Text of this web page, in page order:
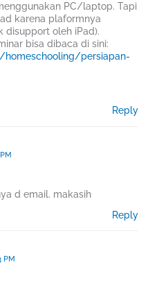
PC/laptop. Tapi
karena plaformnya
disupport oleh iPad).
bisa dibaca di sini:
persiapan-
Reply
d email. makasih
Reply
PM